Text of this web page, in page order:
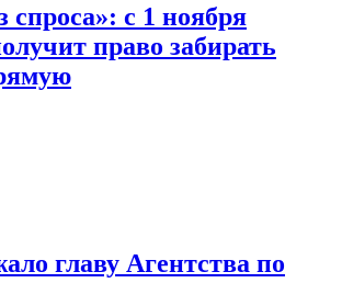
спроса»: с 1 ноября
право забирать
главу Агентства по